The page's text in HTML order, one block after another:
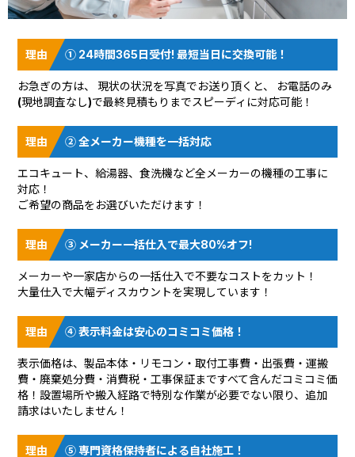
① 24時間365日受付! 最短当日に交換可能！
お急ぎの方は、 現状の状況を写真でお送り頂く と、 お電話のみ
(現地調査なし)で最終見積もりまでスピーディに対応可能！
② 全メーカー機種を一括対応
エコキュート、給湯器、食洗機など全メーカーの機種の工事に
対応！
ご希望の商品をお選びいただけます！
③ メーカー一括仕入で最大80%オフ!
メーカーや一家店からの一括仕入で不要なコストをカット！
大量仕入で大幅ディスカウントを実現しています！
④ 表示料金は安心のコミコミ価格！
表示価格は、製品本体・リモコン・取付工事費・出張費・運搬
費・廃棄処分費・消費税・工事保証まですべて含んだコミコミ価
格！設置場所や搬入経路で特別な作業が必要でない限り、追加
請求はいたしません！
⑤ 専門資格保持者による自社施工！